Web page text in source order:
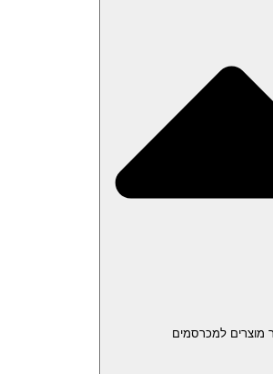
מוצרים למכרסמים